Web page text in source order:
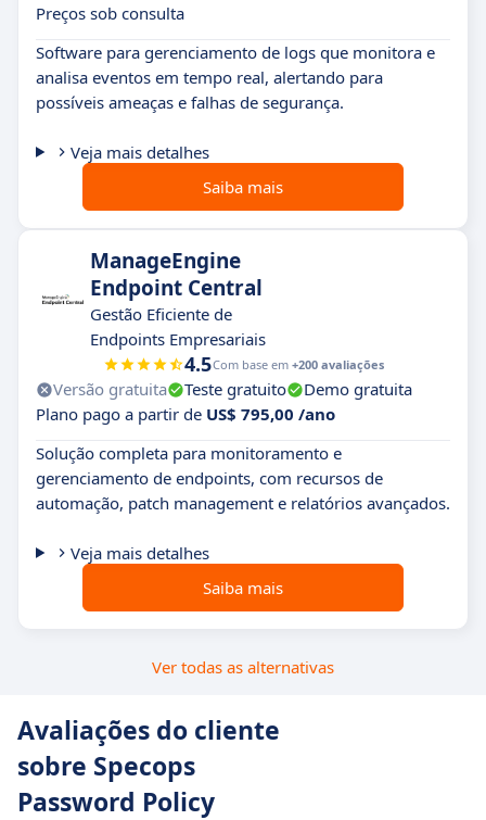
Preços sob consulta
Software para gerenciamento de logs que monitora e
analisa eventos em tempo real, alertando para
possíveis ameaças e falhas de segurança.
Veja mais detalhes
Saiba mais
ManageEngine
Endpoint Central
Gestão Eficiente de
Endpoints Empresariais
4.5Com base em +200 avaliações
Versão gratuita Teste gratuito
Demo gratuita
Plano pago a partir de US$ 795,00 /ano
Solução completa para monitoramento e
gerenciamento de endpoints, com recursos de
automação, patch management e relatórios avançados.
Veja mais detalhes
Saiba mais
Ver todas as alternativas
Avaliações do cliente
sobre Specops
Password Policy